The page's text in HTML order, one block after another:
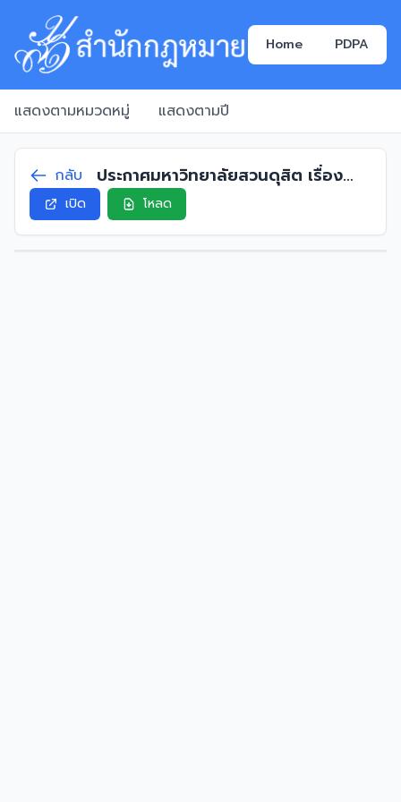
Home PDPA
แสดงตามหมวดหมู่ แสดงตามปี
กลับ
ประกาศมหาวิทยาลัยสวนดุสิต เรื่อง
อัตราค่าตอบแทนคณะกรรมการตรวจ
สอบ พ.ศ. 2567
เปิด โหลด